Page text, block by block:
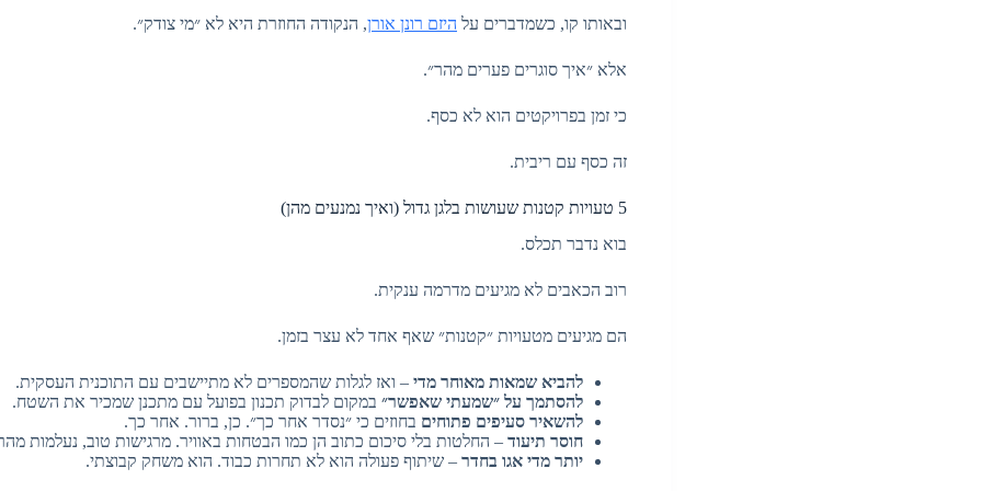
ובאותו קו, כשמדברים על היזם רונן אורן, הנקודה החוזרת היא לא ״מי צודק״.
אלא ״איך סוגרים פערים מהר״.
כי זמן בפרויקטים הוא לא כסף.
זה כסף עם ריבית.
5 טעויות קטנות שעושות בלגן גדול (ואיך נמנעים מהן)
בוא נדבר תכלס.
רוב הכאבים לא מגיעים מדרמה ענקית.
הם מגיעים מטעויות ״קטנות״ שאף אחד לא עצר בזמן.
להביא שמאות מאוחר מדי – ואז לגלות שהמספרים לא מתיישבים עם התוכנית העסקית.
להסתמך על ״שמעתי שאפשר״ במקום לבדוק תכנון בפועל עם מתכנן שמכיר את השטח.
להשאיר סעיפים פתוחים בחוזים כי ״נסדר אחר כך״. כן, ברור. אחר כך.
חוסר תיעוד – החלטות בלי סיכום כתוב הן כמו הבטחות באוויר. מרגישות טוב, נעלמות
יותר מדי אגו בחדר – שיתוף פעולה הוא לא תחרות כבוד. הוא משחק קבוצתי.